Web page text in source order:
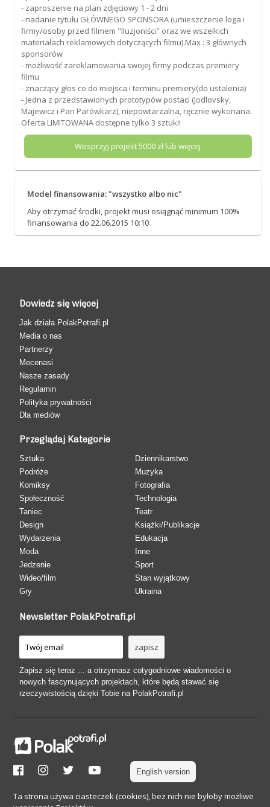
- zaproszenie na plan zdjęciowy 1 - 2 dni
- nadanie tytułu GŁÓWNEGO SPONSORA (umieszczenie loga i
firmy/osoby przed filmem "Iluzjoniści" oraz we wszelkich
materiałach reklamowych dotyczących filmu).Max : 3 głównych
sponsorów
- możliwość zareklamowania swojej firmy podczas premiery
filmu
- znaczący głos co do miejsca i terminu premiery(do ustalenia)
- Jedna z przedstawionych prototypów postaci (Jodlovsky,
Majewicz i Pan Parówkarz), niepowtarzalna, ręcznie wykonana.
Oferta LIMITOWANA dostępne tylko 3 sztuki!
Wesprzyj projekt5000 zł lub więcej
Model finansowania: "wszystko albo nic"
Aby otrzymać środki, projekt musi osiągnąć minimum 100%
finansowania do 22.06.2015 10:10
Dowiedz się więcej
Jak działa PolakPotrafi.pl
Media o nas
Partnerzy
Mecenasi
Nasze zasady
Regulamin
Polityka prywatności
Dla mediów
Przeglądaj Kategorie
Sztuka
Podróże
Komiksy
Społeczność
Taniec
Design
Wydarzenia
Moda
Jedzenie
Wideo/film
Gry
Dziennikarstwo
Muzyka
Fotografia
Technologia
Teatr
Książki/Publikacje
Edukacja
Inne
Sport
Stan wyjątkowy
Ukraina
Newsletter PolakPotrafi.pl
Zapisz się teraz ... a otrzymasz cotygodniowe wiadomości o
nowych fascynujących projektach, które będą stawać się
rzeczywistością dzięki Tobie na PolakPotrafi.pl
English version
Ta strona używa ciasteczek (cookies), bez nich nie byłoby możliwe